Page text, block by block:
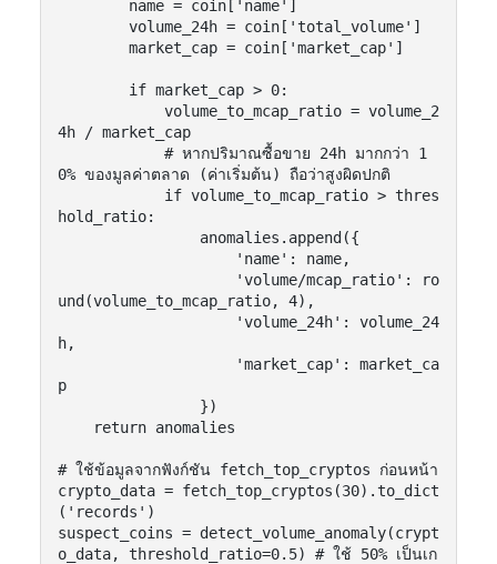
4h / market_cap
0% ของมูลค่าตลาด (ค่าเริ่มต้น) ถือว่าสูงผิดปกติ
hold_ratio:
und(volume_to_mcap_ratio, 4),
h,
p
# ใช้ข้อมูลจากฟังก์ชัน fetch_top_cryptos ก่อนหน้า
crypto_data = fetch_top_cryptos(30).to_dict
('records')
suspect_coins = detect_volume_anomaly(crypt
o_data, threshold_ratio=0.5) # ใช้ 50% เป็นเก